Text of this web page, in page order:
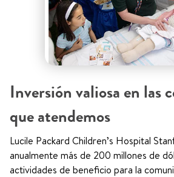
Inversión valiosa en las
que atendemos
Lucile Packard Children’s Hospital
anualmente más de 200 millones de
actividades de beneficio para la